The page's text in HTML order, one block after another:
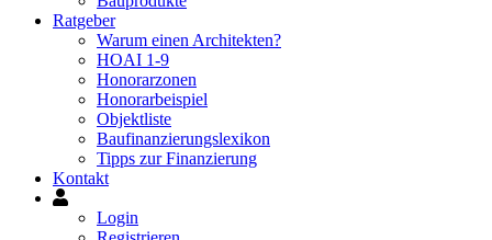
Ratgeber
Warum einen Architekten?
HOAI 1-9
Honorarzonen
Honorarbeispiel
Objektliste
Baufinanzierungslexikon
Tipps zur Finanzierung
Kontakt
Mein
KontoLogin